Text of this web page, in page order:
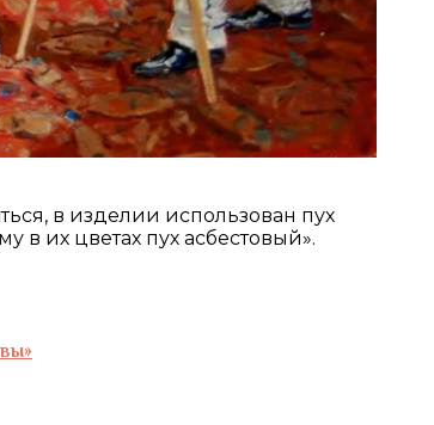
в изделии использован пух
их цветах пух асбестовый».